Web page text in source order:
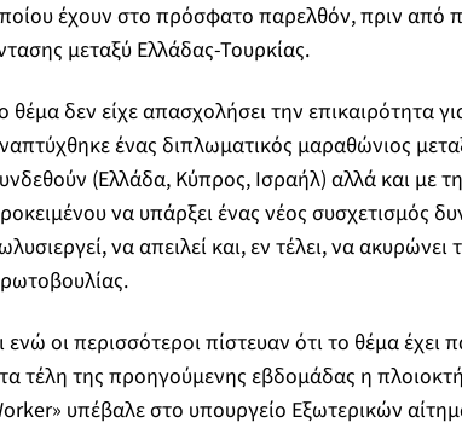
έχουν στο πρόσφατο παρελθόν, πριν από
μεταξύ Ελλάδας-Τουρκίας.
θέμα δεν είχε απασχολήσει την επικαιρότητα
ένας διπλωματικός μαραθώνιος
(Ελλάδα, Κύπρος, Ισραήλ) αλλά και με
να υπάρξει ένας νέος συσχετισμός
να απειλεί και, εν τέλει, να
ενώ οι περισσότεροι πίστευαν ότι το θέμα έχει
τέλη της προηγούμενης εβδομάδας η
υπέβαλε στο υπουργείο Εξωτερικών